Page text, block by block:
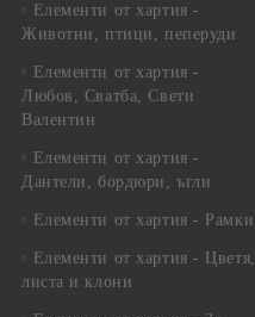
Елементи от хартия -
Животни, птици, пеперуди
Елементи от хартия -
Любов, Сватба, Свети
Валентин
Елементи от хартия -
Дантели, бордюри, ъгли
Елементи от хартия - Рамки
Елементи от хартия - Цветя,
листа и клони